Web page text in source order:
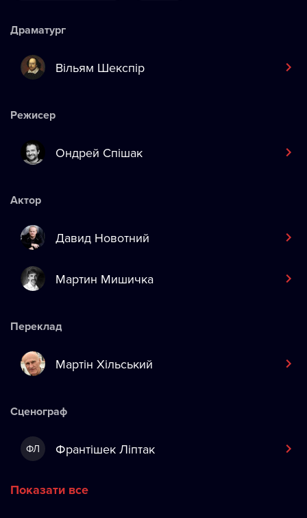
Драматург
Вільям Шекспір
Режисер
Ондрей Спішак
Актор
Давид Новотний
Мартин Мишичка
Переклад
Мартін Хільський
Сценограф
ФЛ Франтішек Ліптак
Показати все